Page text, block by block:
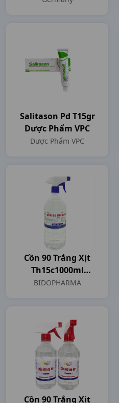
Salitason Pd T15gr
Dược Phẩm VPC
Dược Phẩm VPC
Cồn 90 Trắng Xịt
Th15c1000ml
BIDOPHARMA
BIDOPHARMA
Cồn 90 Trắng Xịt